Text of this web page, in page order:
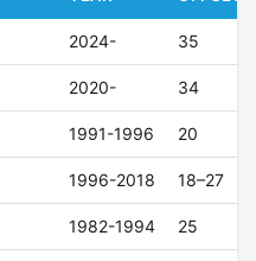
2024- 35
2020- 34
1991-1996 20
1996-2018 18–27
1982-1994 25